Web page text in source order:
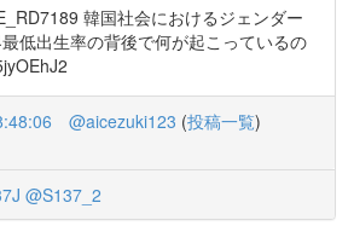
韓国社会におけるジェンダー
低出生率の背後で何が起こっているの
@aicezuki123 (投稿一覧)
@S137_2